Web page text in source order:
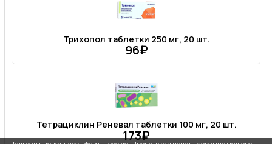
Трихопол таблетки 250 мг, 20 шт.
96₽
Тетрациклин Реневал таблетки 100 мг, 20 шт.
173₽